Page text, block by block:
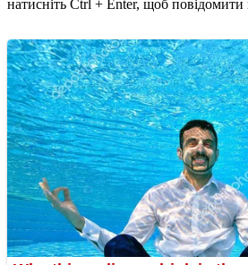
натисніть Ctrl + Enter, щоб